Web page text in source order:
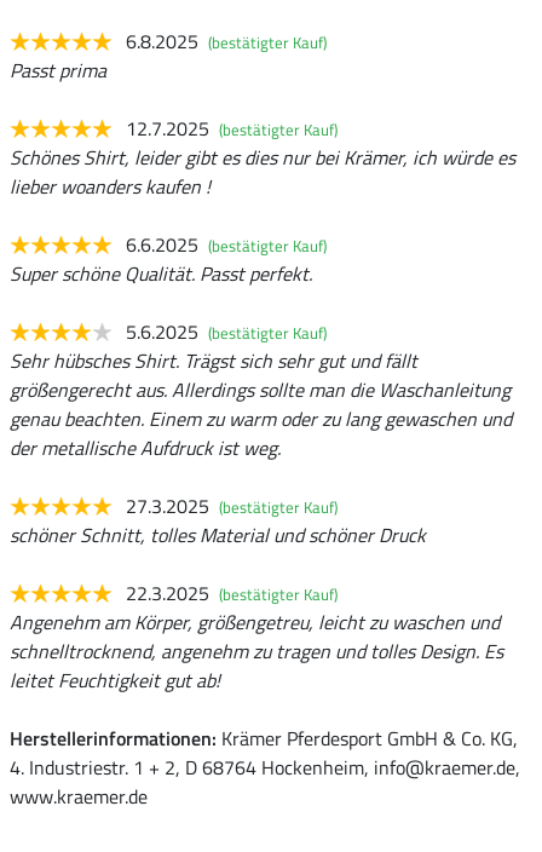
6.8.2025 (bestätigter Kauf)
Passt prima
12.7.2025 (bestätigter Kauf)
Schönes Shirt, leider gibt es dies nur bei Krämer, ich würde es
lieber woanders kaufen !
6.6.2025 (bestätigter Kauf)
Super schöne Qualität. Passt perfekt.
5.6.2025 (bestätigter Kauf)
Sehr hübsches Shirt. Trägst sich sehr gut und fällt
größengerecht aus. Allerdings sollte man die Waschanleitung
genau beachten. Einem zu warm oder zu lang gewaschen und
der metallische Aufdruck ist weg.
27.3.2025 (bestätigter Kauf)
schöner Schnitt, tolles Material und schöner Druck
22.3.2025 (bestätigter Kauf)
Angenehm am Körper, größengetreu, leicht zu waschen und
schnelltrocknend, angenehm zu tragen und tolles Design. Es
leitet Feuchtigkeit gut ab!
Herstellerinformationen: Krämer Pferdesport GmbH & Co. KG,
4. Industriestr. 1 + 2, D 68764 Hockenheim, info@kraemer.de,
www.kraemer.de